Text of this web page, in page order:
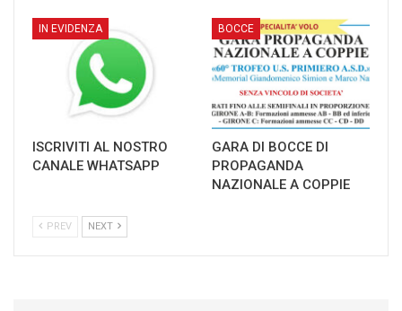
IN EVIDENZA
ISCRIVITI AL NOSTRO
CANALE WHATSAPP
BOCCE
GARA DI BOCCE DI
PROPAGANDA
NAZIONALE A COPPIE
PREV NEXT